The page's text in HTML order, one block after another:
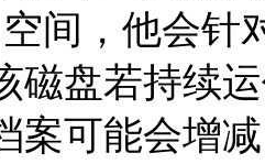
空间，他会针
磁盘若持续
案可能会增